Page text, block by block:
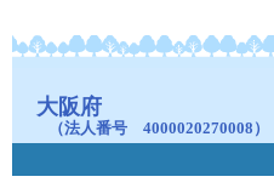
大阪府
（法人番号 4000020270008）